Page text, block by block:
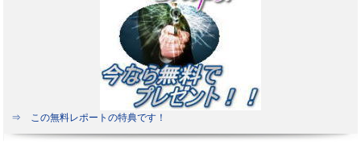
⇒ この無料レポートの特典です！